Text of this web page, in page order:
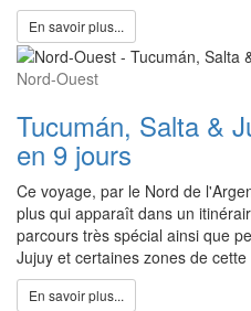
En savoir plus...
Nord-Ouest
Tucumán, Salta &
en 9 jours
Ce voyage, par le Nord de
plus qui apparaît dans un
parcours très spécial ainsi que
Jujuy et certaines zones de
En savoir plus...